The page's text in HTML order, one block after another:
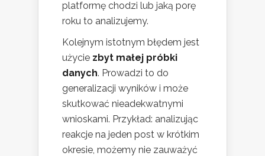
platformę chodzi lub jaką porę
roku to analizujemy.
Kolejnym istotnym błędem jest
użycie zbyt małej próbki
danych. Prowadzi to do
generalizacji wyników i może
skutkować nieadekwatnymi
wnioskami. Przykład: analizując
reakcje na jeden post w krótkim
okresie, możemy nie zauważyć